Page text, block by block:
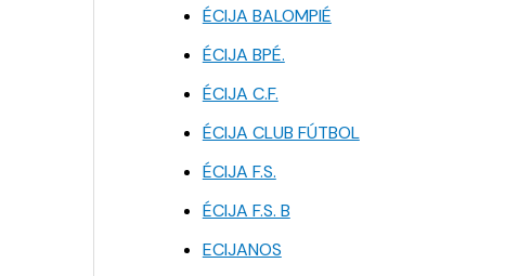
ÉCIJA BALOMPIÉ
ÉCIJA BPÉ.
ÉCIJA C.F.
ÉCIJA CLUB FÚTBOL
ÉCIJA F.S.
ÉCIJA F.S. B
ECIJANOS